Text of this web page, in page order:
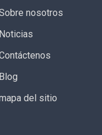
nosotros
Noticias
Blog
del sitio